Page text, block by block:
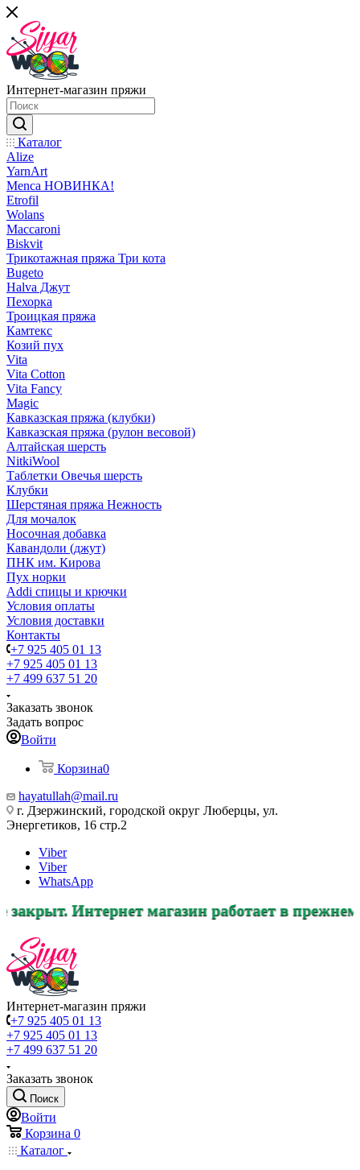
Интернет-магазин пряжи
Каталог
Alize
YarnArt
Menca НОВИНКА!
Etrofil
Wolans
Maccaroni
Biskvit
Трикотажная пряжа Три кота
Bugeto
Halva Джут
Пехорка
Троицкая пряжа
Камтекс
Козий пух
Vita
Vita Cotton
Vita Fancy
Magic
Кавказская пряжа (клубки)
Кавказская пряжа (рулон весовой)
Алтайская шерсть
NitkiWool
Таблетки Овечья шерсть
Клубки
Шерстяная пряжа Нежность
Для мочалок
Носочная добавка
Кавандоли (джут)
ПНК им. Кирова
Пух норки
Addi спицы и крючки
Условия оплаты
Условия доставки
Контакты
+7 925 405 01 13
+7 925 405 01 13
+7 499 637 51 20
Заказать звонок
Задать вопрос
Войти
Корзина0
hayatullah@mail.ru
г. Дзержинский, городской округ Люберцы, ул.
Энергетиков, 16 стр.2
Viber
Viber
WhatsApp
магазин работает в прежнем режиме,
Интернет-магазин пряжи
+7 925 405 01 13
+7 925 405 01 13
+7 499 637 51 20
Заказать звонок
Поиск
Войти
Корзина 0
Каталог